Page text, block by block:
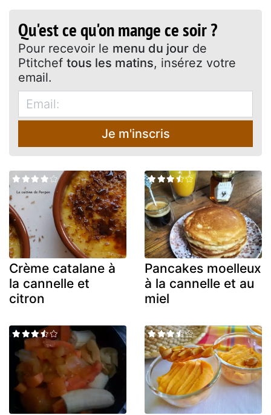
Qu'est ce qu'on mange ce soir ?
Pour recevoir le menu du jour de
Ptitchef tous les matins, insérez votre
email.
Je m'inscris
Crème catalane à
la cannelle et
citron
Pancakes moelleux
à la cannelle et au
miel